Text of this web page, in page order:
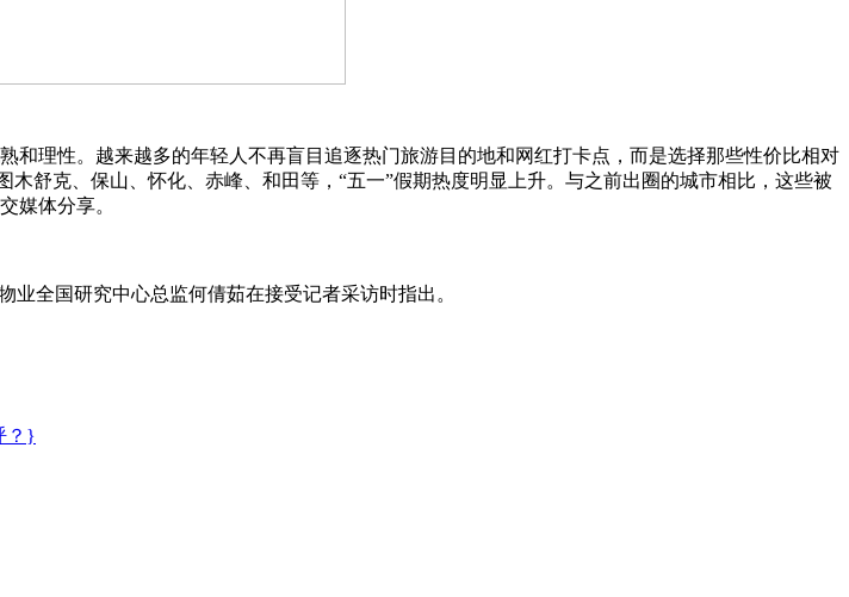
性。越来越多的年轻人不再盲目追逐热门旅游目的地和网红打卡点，而是选择那些性价比相对
舒克、保山、怀化、赤峰、和田等，“五一”假期热度明显上升。与之前出圈的城市相比，这些被
媒体分享。
国研究中心总监何倩茹在接受记者采访时指出。
？}